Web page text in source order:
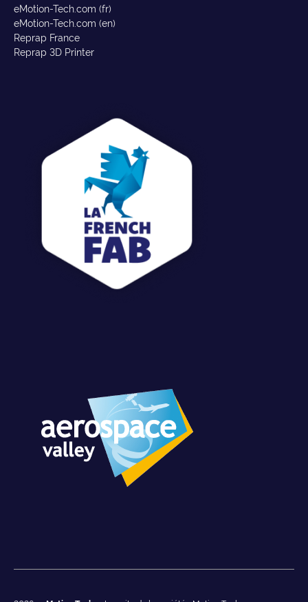
eMotion-Tech.com (fr)
eMotion-Tech.com (en)
Reprap France
Reprap 3D Printer